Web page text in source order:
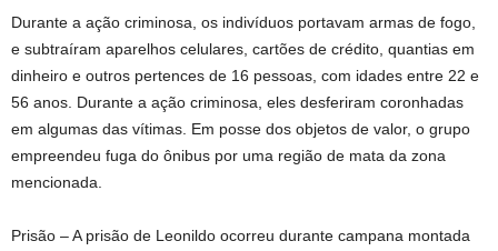
Durante a ação criminosa, os indivíduos portavam armas de fogo,
e subtraíram aparelhos celulares, cartões de crédito, quantias em
dinheiro e outros pertences de 16 pessoas, com idades entre 22 e
56 anos. Durante a ação criminosa, eles desferiram coronhadas
em algumas das vítimas. Em posse dos objetos de valor, o grupo
empreendeu fuga do ônibus por uma região de mata da zona
mencionada.
Prisão – A prisão de Leonildo ocorreu durante campana montada